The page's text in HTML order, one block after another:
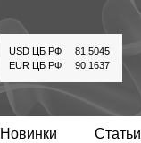
USD ЦБ РФ
81,5045
EUR ЦБ РФ
90,1637
Новинки Статьи